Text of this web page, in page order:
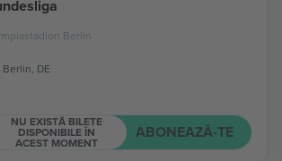
Berlin
Berlin, DE
NU EXISTĂ BILETE
DISPONIBILE ÎN
ACEST MOMENT
ABONEAZĂ-TE